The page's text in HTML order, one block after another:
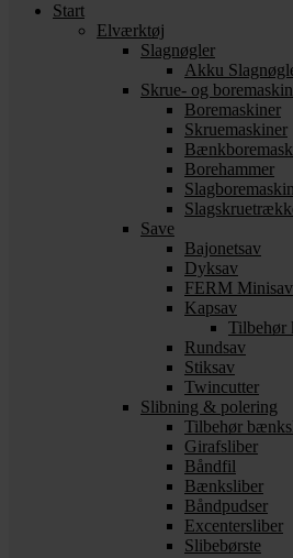
Start
Elværktøj
Slagnøgler
Akku
Skrue- og
Boremaskiner
Skruemaskiner
Borehammer
Save
Bajonetsav
Dyksav
FERM Minisav
Kapsav
Tilbehør
Rundsav
Stiksav
Twincutter
Slibning & polering
Tilbehør
Girafsliber
Båndfil
Bænksliber
Båndpudser
Excentersliber
Slibebørste